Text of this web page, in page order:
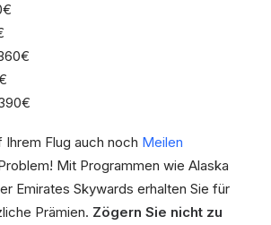
Flug auch noch Meilen
Mit Programmen wie Alaska
Emirates Skywards erhalten Sie für
Prämien. Zögern Sie nicht zu